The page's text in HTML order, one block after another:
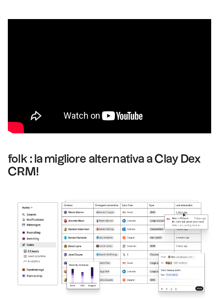
folk : la migliore alternativa a Clay Dex
CRM!